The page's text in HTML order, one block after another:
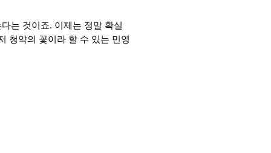
는 것이죠. 이제는 정말 확실
청약의 꽃이라 할 수 있는 민영